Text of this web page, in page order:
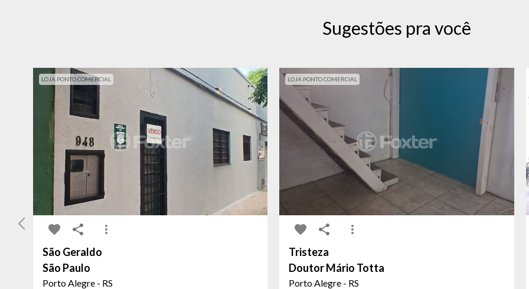
Sugestões pra você
LOJA PONTO COMERCIAL
São Geraldo
São Paulo
Porto Alegre - RS
LOJA PONTO COMERCIAL
Tristeza
Doutor Mário Totta
Porto Alegre - RS